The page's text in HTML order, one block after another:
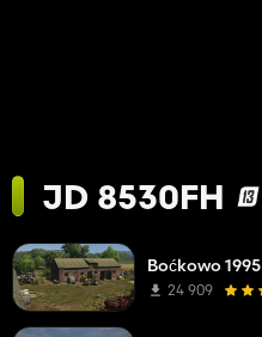
JD 8530FH
Boćkowo 1995
24 909